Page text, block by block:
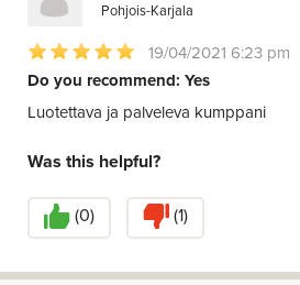
Pohjois-Karjala
19/04/2021 6:23 pm
Do you recommend: Yes
Luotettava ja palveleva kumppani
Was this helpful?
(0) (1)